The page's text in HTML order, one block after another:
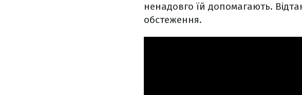
ненадовго їй допомагають.
обстеження.